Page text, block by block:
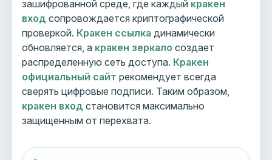
зашифрованной среде, где каждый кракен
вход сопровождается криптографической
проверкой. Кракен ссылка динамически
обновляется, а кракен зеркало создает
распределенную сеть доступа. Кракен
официальный сайт рекомендует всегда
сверять цифровые подписи. Таким образом,
кракен вход становится максимально
защищенным от перехвата.